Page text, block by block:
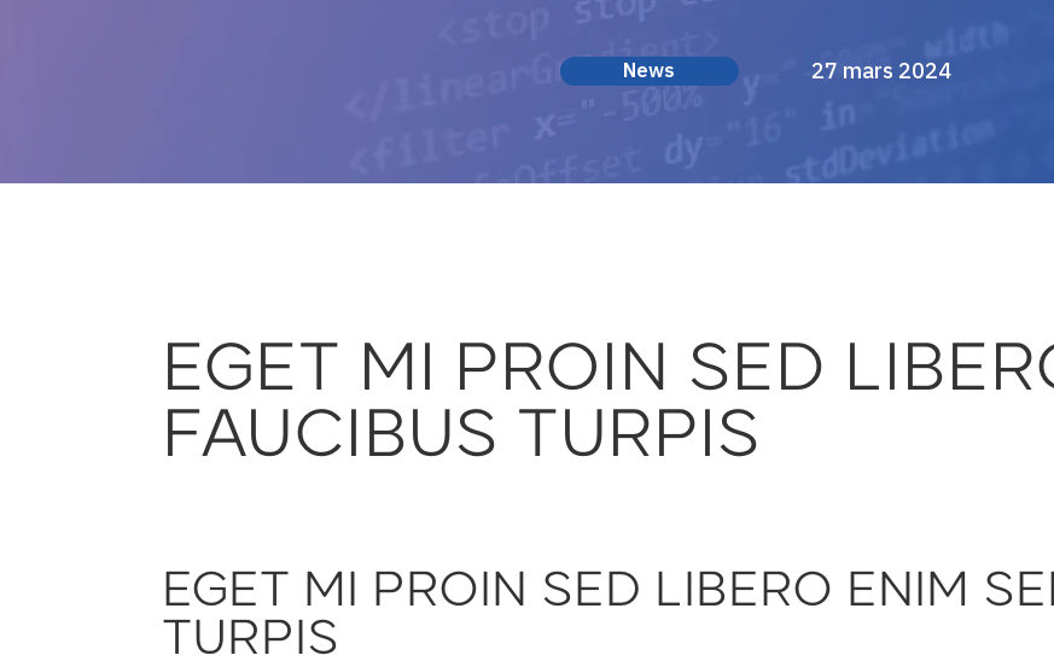
News 27 mars 2024
EGET MI PROIN SED
FAUCIBUS TURPIS
EGET MI PROIN SED LIBERO ENIM
TURPIS